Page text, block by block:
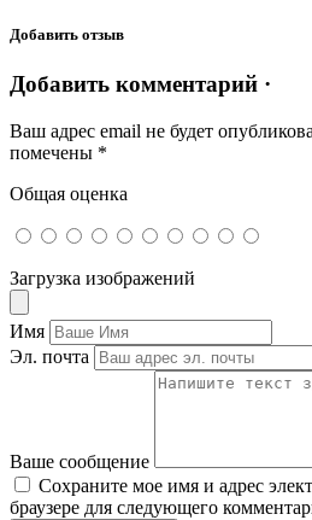
Добавить отзыв
Добавить комментарий ·
Ваш адрес email не будет
помечены *
Общая оценка
Загрузка изображений
Имя
Эл. почта
Ваше сообщение
Сохраните мое имя и адрес
браузере для следующего